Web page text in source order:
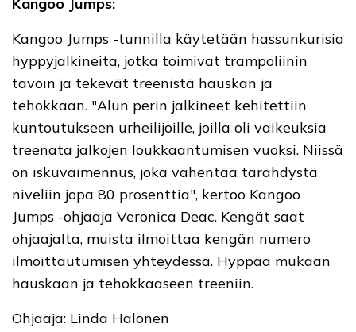
Kangoo Jumps -tunnilla käytetään hassunkurisia
hyppyjalkineita, jotka toimivat trampoliinin
tavoin ja tekevät treenistä hauskan ja
tehokkaan. "Alun perin jalkineet kehitettiin
kuntoutukseen urheilijoille, joilla oli vaikeuksia
treenata jalkojen loukkaantumisen vuoksi. Niissä
on iskuvaimennus, joka vähentää tärähdystä
niveliin jopa 80 prosenttia", kertoo Kangoo
Jumps -ohjaaja Veronica Deac. Kengät saat
ohjaajalta, muista ilmoittaa kengän numero
ilmoittautumisen yhteydessä. Hyppää mukaan
hauskaan ja tehokkaaseen treeniin.
Ohjaaja: Linda Halonen